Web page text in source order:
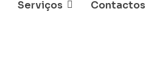
Serviços Contactos